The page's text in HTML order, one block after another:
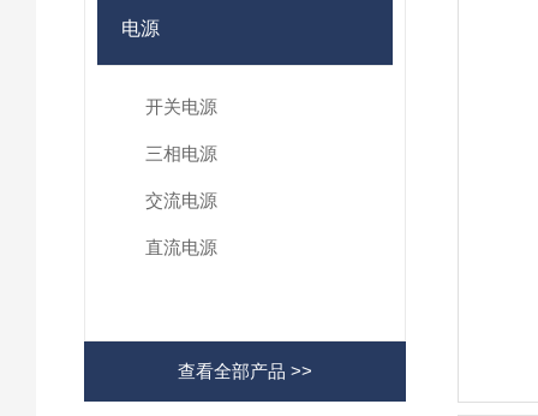
电源
开关电源
三相电源
交流电源
直流电源
查看全部产品 >>